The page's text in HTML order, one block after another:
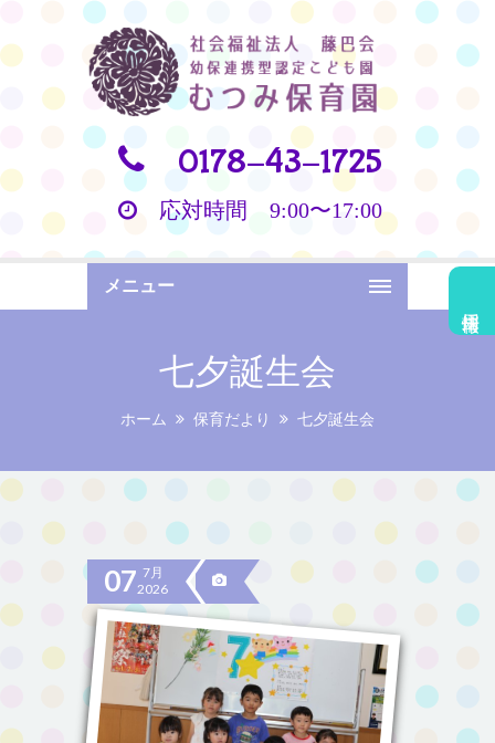
0178-43-1725
応対時間 9:00〜17:00
メニュー
七夕誕生会
ホーム 保育だより 七夕誕生会
07 7月
2026